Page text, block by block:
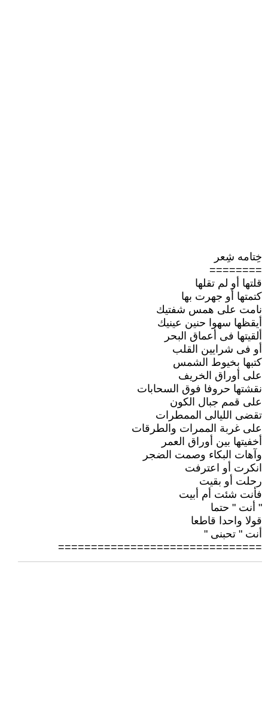
خِتامه شِعر
========
قلتها أو لم تقلها
كتمتها أو جهرت بها
نامت على همس شفتيك
أيقظها سهوا حنين عينيك
ألقيتها فى أعماق البحر
أو فى شرايين القلب
كتبها بخيوط الشمس
على أوراق الخريف
نقشتها حروفا فوق السحابات
على قمم جبال الكون
تقضى الليالى الممطرات
على غربة الممرات والطرقات
أخفيتها بين أوراق العمر
وآهات البكاء وصمت الضجر
انكرت أو اعترفت
رحلت أو بقيت
فأنت شئت أم أبيت
" أنت " حتما
قولا واحدا قاطعا
أنت " تحبنى "
===============================